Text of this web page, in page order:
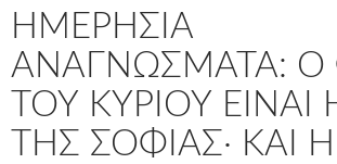
ΗΜΕΡΉΣΙΑ
ΑΝΑΓΝΏΣΜΑΤΑ:
ΤΟΥ ΚΥΡΊΟΥ ΕΊΝΑΙ
ΤΗΣ ΣΟΦΊΑΣ· ΚΑΙ